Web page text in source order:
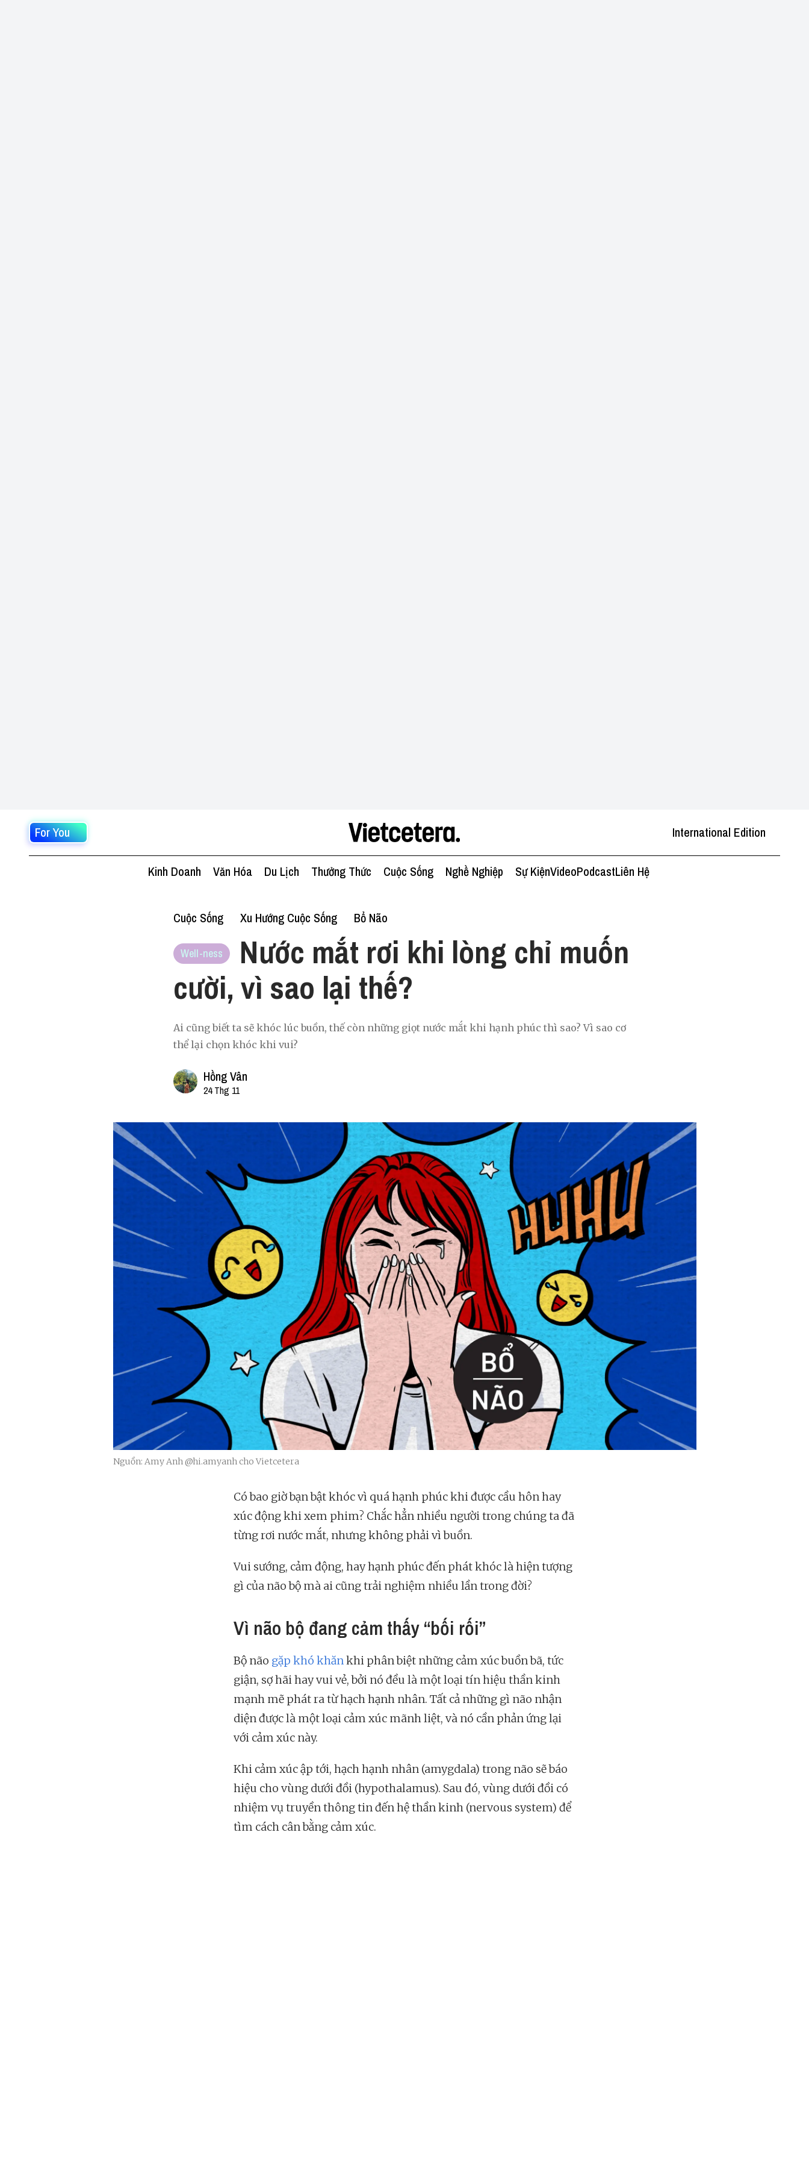
For You International Edition
Kinh Doanh Văn Hóa Du Lịch Thưởng Thức Cuộc Sống Nghề Nghiệp Sự KiệnVideoPodcastLiên Hệ
Cuộc Sống Xu Hướng Cuộc Sống Bổ Não
Well-ness
Nước mắt rơi khi lòng chỉ muốn
cười, vì sao lại thế?
Ai cũng biết ta sẽ khóc lúc buồn, thế còn những giọt nước mắt khi hạnh phúc thì sao? Vì sao cơ
thể lại chọn khóc khi vui?
Hồng Vân
24 Thg 11
Nguồn: Amy Anh @hi.amyanh cho Vietcetera
Có bao giờ bạn bật khóc vì quá hạnh phúc khi được cầu hôn hay
xúc động khi xem phim? Chắc hẳn nhiều người trong chúng ta đã
từng rơi nước mắt, nhưng không phải vì buồn.
Vui sướng, cảm động, hay hạnh phúc đến phát khóc là hiện tượng
gì của não bộ mà ai cũng trải nghiệm nhiều lần trong đời?
Vì não bộ đang cảm thấy “bối rối”
Bộ não gặp khó khănkhi phân biệt những cảm xúc buồn bã, tức
giận, sợ hãi hay vui vẻ, bởi nó đều là một loại tín hiệu thần kinh
mạnh mẽ phát ra từ hạch hạnh nhân. Tất cả những gì não nhận
diện được là một loại cảm xúc mãnh liệt, và nó cần phản ứng lại
với cảm xúc này.
Khi cảm xúc ập tới, hạch hạnh nhân (amygdala) trong não sẽ báo
hiệu cho vùng dưới đồi (hypothalamus). Sau đó, vùng dưới đồi có
nhiệm vụ truyền thông tin đến hệ thần kinh (nervous system) để
tìm cách cân bằng cảm xúc.